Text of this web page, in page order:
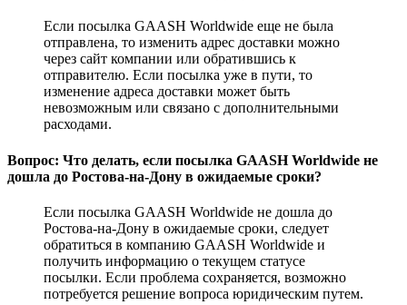
Если посылка GAASH Worldwide еще не была
отправлена, то изменить адрес доставки можно
через сайт компании или обратившись к
отправителю. Если посылка уже в пути, то
изменение адреса доставки может быть
невозможным или связано с дополнительными
расходами.
Вопрос: Что делать, если посылка GAASH Worldwide не
дошла до Ростова-на-Дону в ожидаемые сроки?
Если посылка GAASH Worldwide не дошла до
Ростова-на-Дону в ожидаемые сроки, следует
обратиться в компанию GAASH Worldwide и
получить информацию о текущем статусе
посылки. Если проблема сохраняется, возможно
потребуется решение вопроса юридическим путем.